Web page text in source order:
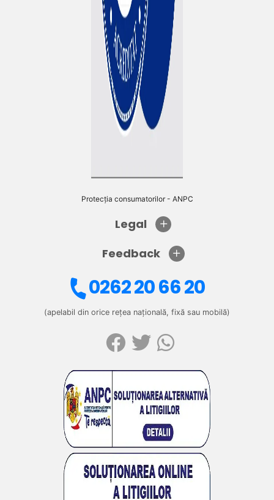
Protecția consumatorilor - ANPC
Legal
Feedback
0262 20 66 20
(apelabil din orice rețea națională, fixă sau mobilă)